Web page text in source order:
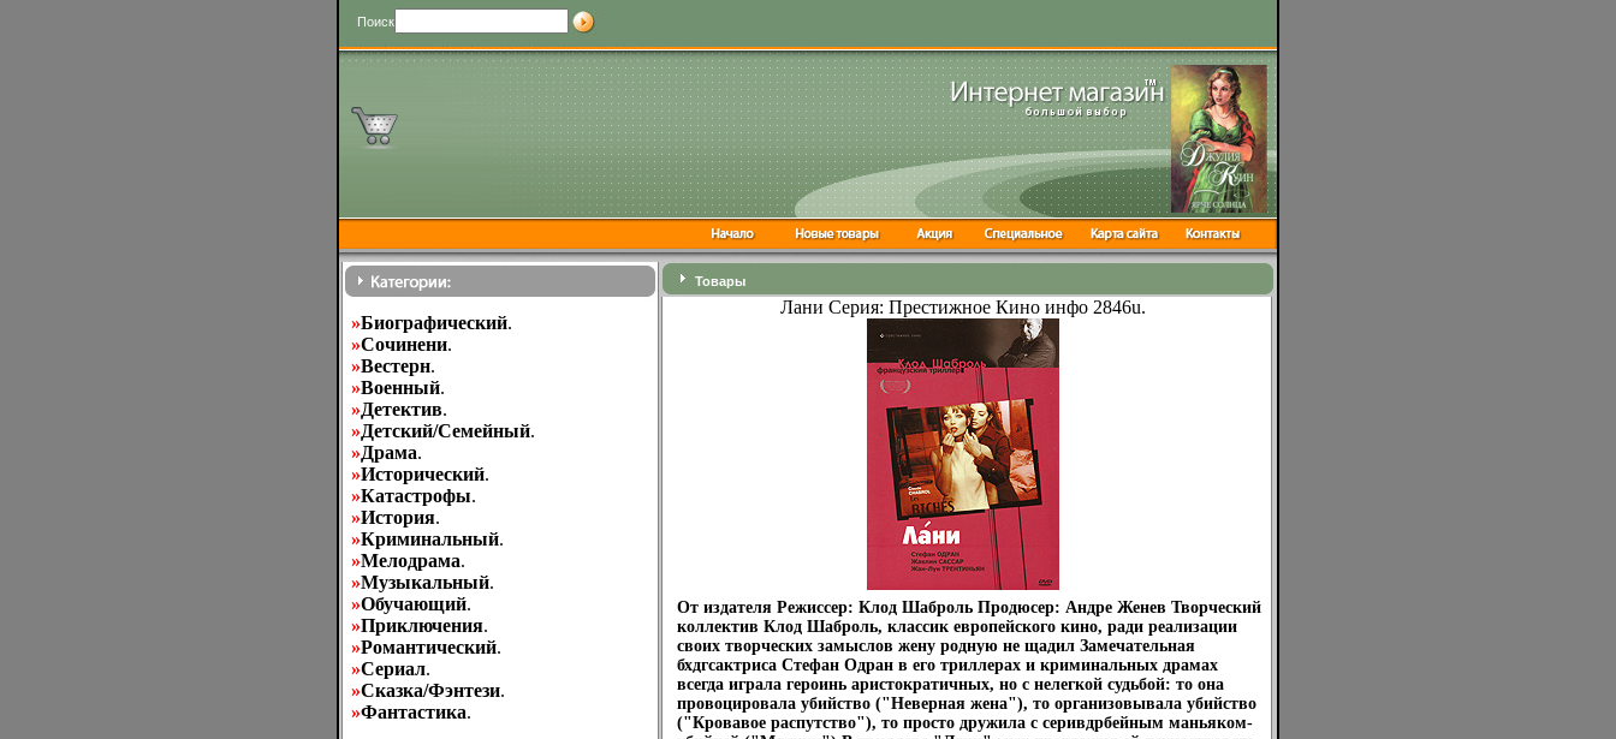
Поиск
»Биографический.
»Cочинени.
»Вестерн.
»Военный.
»Детектив.
»Детский/Семейный.
»Драма.
»Исторический.
»Катастрофы.
»История.
»Криминальный.
»Мелодрама.
»Музыкальный.
»Обучающий.
»Приключения.
»Романтический.
»Сериал.
»Сказка/Фэнтези.
»Фантастика.
Товары
Лани Серия: Престижное Кино инфо 2846u.
От издателя Режиссер: Клод Шаброль Продюсер: Андре Женев Творческий
коллектив Клод Шаброль, классик европейского кино, ради реализации
своих творческих замыслов жену родную не щадил Замечательная
бхдгсактриса Стефан Одран в его триллерах и криминальных драмах
всегда играла героинь аристократичных, но с нелегкой судьбой: то она
провоцировала убийство ("Неверная жена"), то организовывала убийство
("Кровавое распутство"), то просто дружила с серивдрбейным маньяком-